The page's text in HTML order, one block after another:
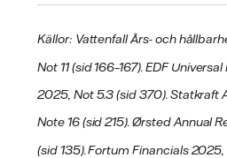
Källor: Vattenfall Års- och
Not 11 (sid 166–167).EDF
2025, Not 5.3 (sid 370). Statkraft
Note 16 (sid 215).Ørsted Annual
(sid 135). Fortum Financials 2025,